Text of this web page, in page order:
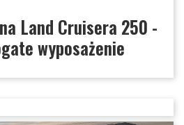
Land Cruisera 250 -
wyposażenie